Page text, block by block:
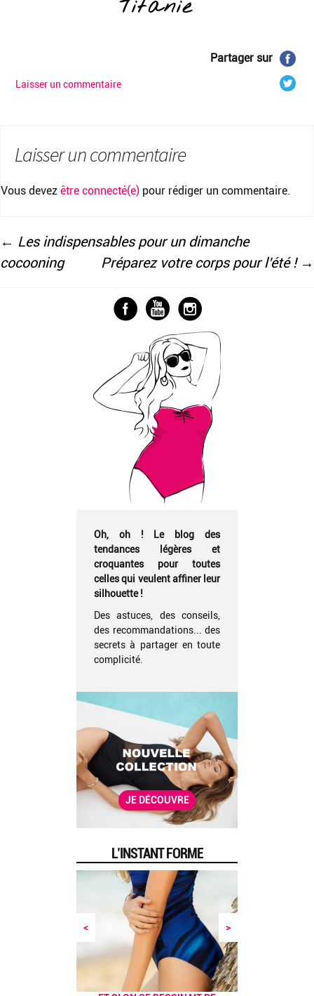
Partager sur
Laisser un commentaire
Laisser un commentaire
Vous devez être connecté(e) pour rédiger un commentaire.
Navigation
← Les indispensables pour un dimanche
cocooning
Préparez votre corps pour l’été ! →
Oh, oh ! Le blog des
tendances légères et
croquantes pour toutes
celles qui veulent affiner leur
silhouette !
Des astuces, des conseils,
des recommandations... des
secrets à partager en toute
complicité.
JE DÉCOUVRE
L’INSTANT FORME
< >